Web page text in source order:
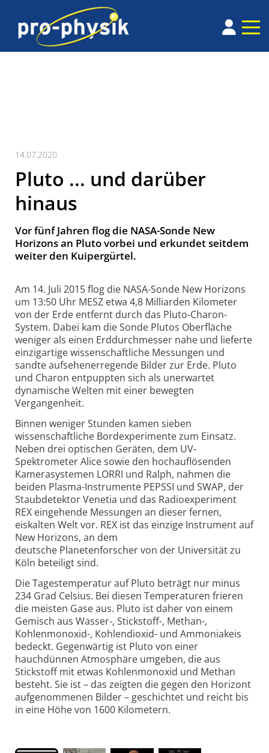
14.07.2020
Pluto ... und darüber
hinaus
Vor fünf Jahren flog die NASA-Sonde New
Horizons an Pluto vorbei und erkundet seitdem
weiter den Kuipergürtel.
Am 14. Juli 2015 flog die NASA-Sonde New Horizons
um 13:50 Uhr MESZ etwa 4,8 Milliarden Kilometer
von der Erde entfernt durch das Pluto-Charon-
System. Dabei kam die Sonde Plutos Oberfläche
weniger als einen Erddurchmesser nahe und lieferte
einzigartige wissenschaftliche Messungen und
sandte aufsehenerregende Bilder zur Erde. Pluto
und Charon entpuppten sich als unerwartet
dynamische Welten mit einer bewegten
Vergangenheit.
Binnen weniger Stunden kamen sieben
wissenschaftliche Bordexperimente zum Einsatz.
Neben drei optischen Geräten, dem UV-
Spektrometer Alice sowie den hochauflösenden
Kamerasystemen LORRI und Ralph, nahmen die
beiden Plasma-Instrumente PEPSSI und SWAP, der
Staubdetektor Venetia und das Radioexperiment
REX eingehende Messungen an dieser fernen,
eiskalten Welt vor. REX ist das einzige Instrument auf
New Horizons, an dem
deutsche Planetenforscher von der Universität zu
Köln beteiligt sind.
Die Tagestemperatur auf Pluto beträgt nur minus
234 Grad Celsius. Bei diesen Temperaturen frieren
die meisten Gase aus. Pluto ist daher von einem
Gemisch aus Wasser-, Stickstoff-, Methan-,
Kohlenmonoxid-, Kohlendioxid- und Ammoniakeis
bedeckt. Gegenwärtig ist Pluto von einer
hauchdünnen Atmosphäre umgeben, die aus
Stickstoff mit etwas Kohlenmonoxid und Methan
besteht. Sie ist – das zeigten die gegen den Horizont
aufgenommenen Bilder – geschichtet und reicht bis
in eine Höhe von 1600 Kilometern.